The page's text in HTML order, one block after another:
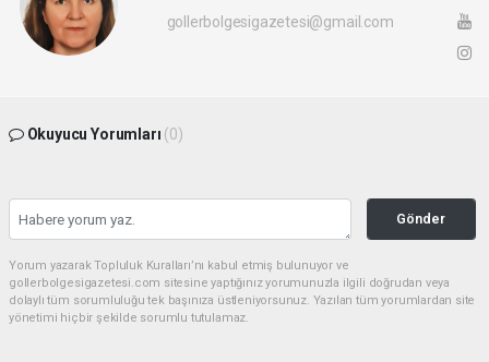
gollerbolgesigazetesi@gmail.com
Okuyucu Yorumları (0)
Gönder
Yorum yazarak Topluluk Kuralları’nı kabul etmiş bulunuyor ve
gollerbolgesigazetesi.com sitesine yaptığınız yorumunuzla ilgili doğrudan veya
dolaylı tüm sorumluluğu tek başınıza üstleniyorsunuz. Yazılan tüm yorumlardan site
yönetimi hiçbir şekilde sorumlu tutulamaz.